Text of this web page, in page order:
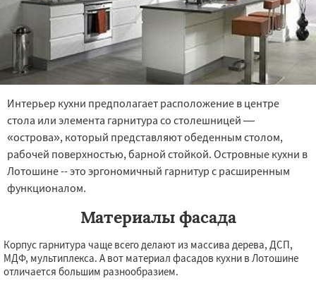
Интерьер кухни предполагает расположение в центре
стола или элемента гарнитура со столешницей —
«острова», который представляют обеденным столом,
рабочей поверхностью, барной стойкой. Островные кухни в
Лотошине -- это эргономичный гарнитур с расширенным
функционалом.
Материалы фасада
Корпус гарнитура чаще всего делают из массива дерева, ДСП,
МДФ, мультиплекса. А вот материал фасадов кухни в Лотошине
отличается большим разнообразием.